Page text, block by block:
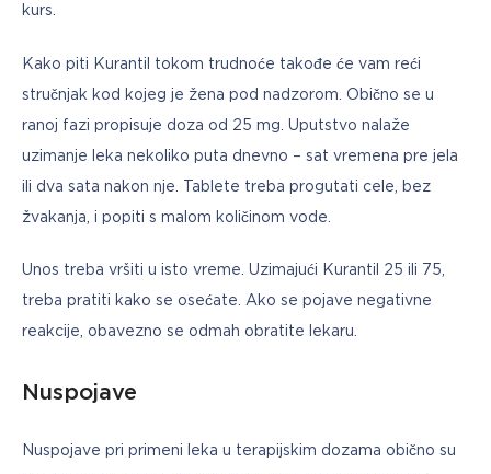
kurs.
Kako piti Kurantil tokom trudnoće takođe će vam reći
stručnjak kod kojeg je žena pod nadzorom. Obično se u
ranoj fazi propisuje doza od 25 mg. Uputstvo nalaže
uzimanje leka nekoliko puta dnevno – sat vremena pre jela
ili dva sata nakon nje. Tablete treba progutati cele, bez
žvakanja, i popiti s malom količinom vode.
Unos treba vršiti u isto vreme. Uzimajući Kurantil 25 ili 75,
treba pratiti kako se osećate. Ako se pojave negativne
reakcije, obavezno se odmah obratite lekaru.
Nuspojave
Nuspojave pri primeni leka u terapijskim dozama obično su